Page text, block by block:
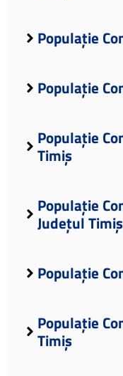
Populație
Populație
Populație
Timiș
Populație
Județul Timiș
Populație
Populație
Timiș